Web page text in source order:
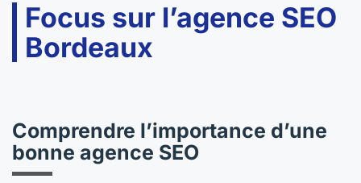
Focus sur l’agence SEO
Bordeaux
Comprendre l’importance d’une
bonne agence SEO